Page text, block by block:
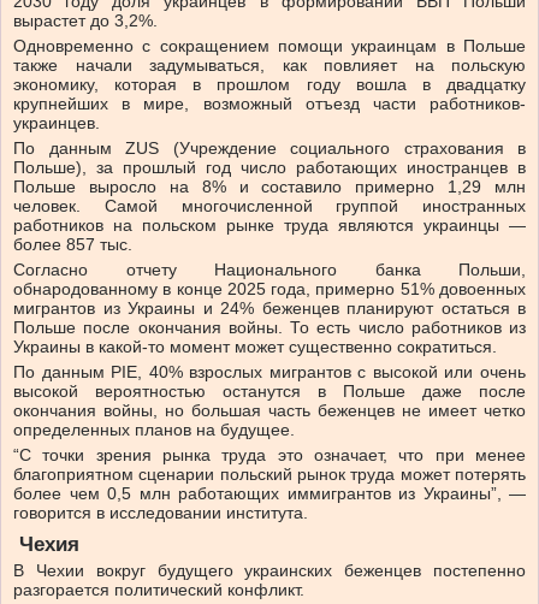
вырастет до 3,2%.
Одновременно с сокращением помощи украинцам в Польше
также начали задумываться, как повлияет на польскую
экономику, которая в прошлом году вошла в двадцатку
крупнейших в мире, возможный отъезд части работников-
украинцев.
По данным ZUS (Учреждение социального страхования в
Польше), за прошлый год число работающих иностранцев в
Польше выросло на 8% и составило примерно 1,29 млн
человек. Самой многочисленной группой иностранных
работников на польском рынке труда являются украинцы —
более 857 тыс.
Согласно отчету Национального банка Польши,
обнародованному в конце 2025 года, примерно 51% довоенных
мигрантов из Украины и 24% беженцев планируют остаться в
Польше после окончания войны. То есть число работников из
Украины в какой-то момент может существенно сократиться.
По данным РІЕ, 40% взрослых мигрантов с высокой или очень
высокой вероятностью останутся в Польше даже после
окончания войны, но большая часть беженцев не имеет четко
определенных планов на будущее.
“С точки зрения рынка труда это означает, что при менее
благоприятном сценарии польский рынок труда может потерять
более чем 0,5 млн работающих иммигрантов из Украины”, —
говорится в исследовании института.
Чехия
В Чехии вокруг будущего украинских беженцев постепенно
разгорается политический конфликт.